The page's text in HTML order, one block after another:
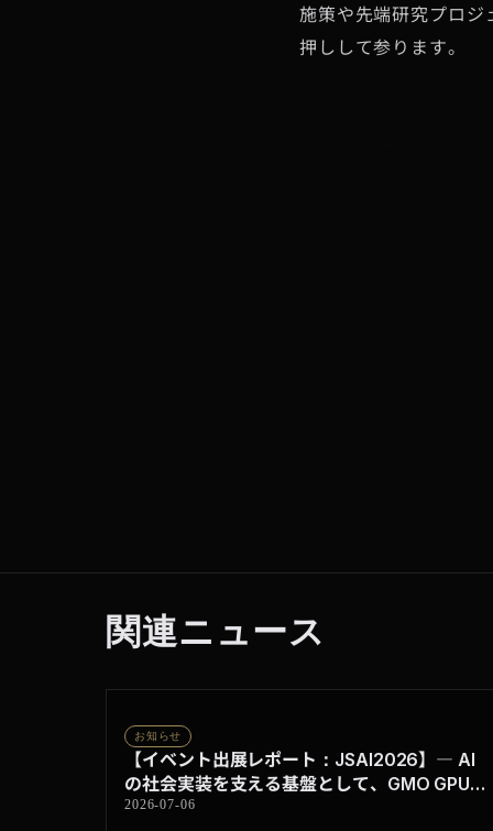
施策や先端研究プロジ
押しして参ります。
関連ニュース
お知らせ
【イベント出展レポート：JSAI2026】― AI
の社会実装を支える基盤として、GMO GPUク
ラウドを紹介
2026-07-06